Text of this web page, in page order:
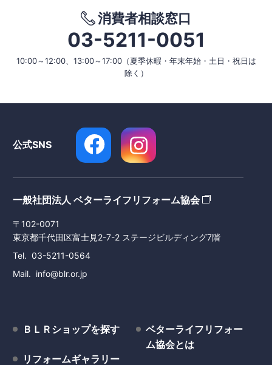
消費者相談窓口
03-5211-0051
10:00～12:00、13:00～17:00（夏季休暇・年末年始・土日・祝日は
除く）
公式SNS
一般社団法人 ベターライフリフォーム協会
〒102-0071
東京都千代田区富士見2-7-2 ステージビルディング7階
Tel
03-5211-0564
Mail
info@blr.or.jp
ＢＬＲショップを探す
リフォームギャラリー
ベターライフリフォー
ム協会とは